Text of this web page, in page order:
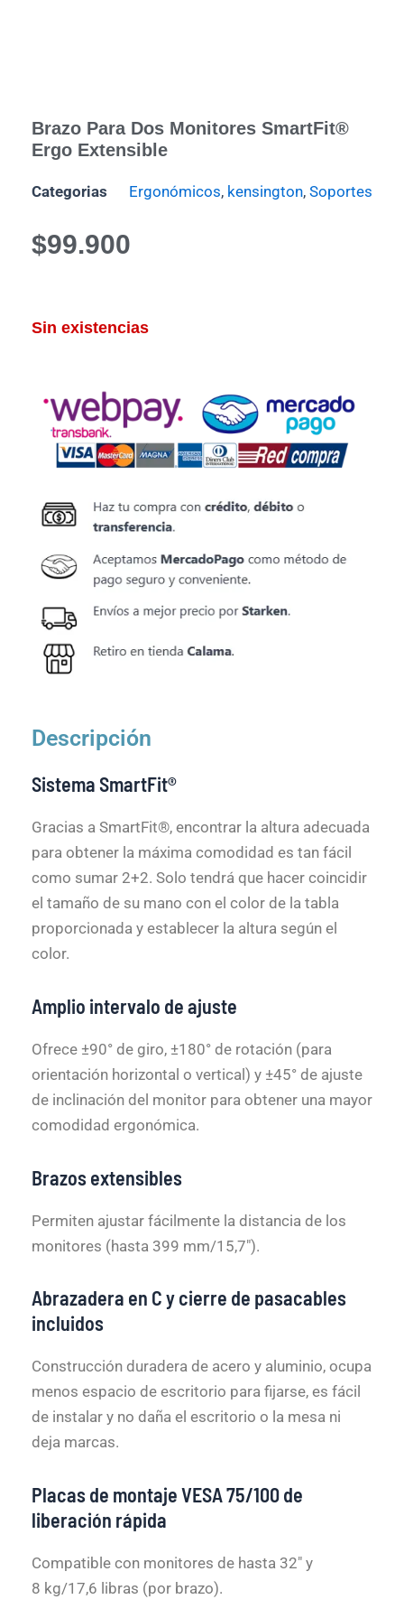
Brazo Para Dos Monitores SmartFit®
Ergo Extensible
Categorias Ergonómicos, kensington, Soportes
$99.900
Sin existencias
Descripción
Sistema SmartFit®
Gracias a SmartFit®, encontrar la altura adecuada
para obtener la máxima comodidad es tan fácil
como sumar 2+2. Solo tendrá que hacer coincidir
el tamaño de su mano con el color de la tabla
proporcionada y establecer la altura según el
color.
Amplio intervalo de ajuste
Ofrece ±90° de giro, ±180° de rotación (para
orientación horizontal o vertical) y ±45° de ajuste
de inclinación del monitor para obtener una mayor
comodidad ergonómica.
Brazos extensibles
Permiten ajustar fácilmente la distancia de los
monitores (hasta 399 mm/15,7″).
Abrazadera en C y cierre de pasacables
incluidos
Construcción duradera de acero y aluminio, ocupa
menos espacio de escritorio para fijarse, es fácil
de instalar y no daña el escritorio o la mesa ni
deja marcas.
Placas de montaje VESA 75/100 de
liberación rápida
Compatible con monitores de hasta 32″ y
8 kg/17,6 libras (por brazo).